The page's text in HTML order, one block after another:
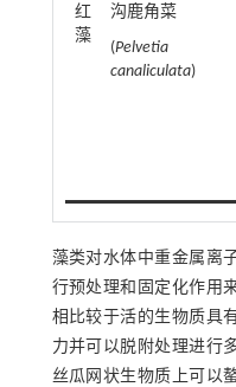
红
藻
沟鹿角菜
(Pelvetia
canaliculata)
藻类对水体中重金属离
行预处理和固定化作用
相比较于活的生物质具
力并可以脱附处理进行
丝瓜网状生物质上可以